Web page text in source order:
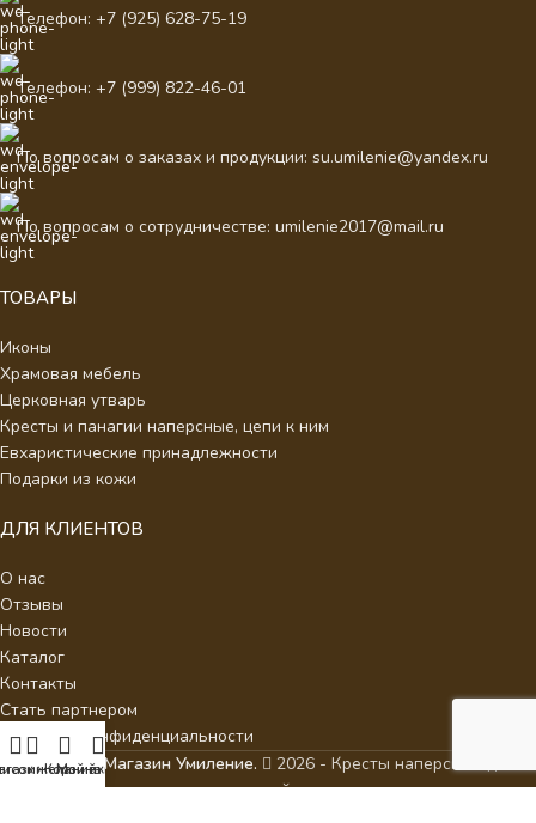
Телефон: +7 (925) 628-75-19
Телефон: +7 (999) 822-46-01
По вопросам о заказах и продукции: su.umilenie@yandex.ru
По вопросам о сотрудничестве: umilenie2017@mail.ru
ТОВАРЫ
Иконы
Храмовая мебель
Церковная утварь
Кресты и панагии наперсные, цепи к ним
Евхаристические принадлежности
Подарки из кожи
ДЛЯ КЛИЕНТОВ
О нас
Отзывы
Новости
Каталог
Контакты
Стать партнером
Политика конфиденциальности
Интернет Магазин Умиление.
2026 - Кресты наперсные для
священнослужителей с украшениями.
желаний
Корзина
Мой аккаунт